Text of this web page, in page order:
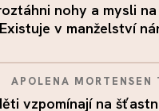
nohy a mysli
v manželství
APOLENA MORTENSEN
vzpomínají na